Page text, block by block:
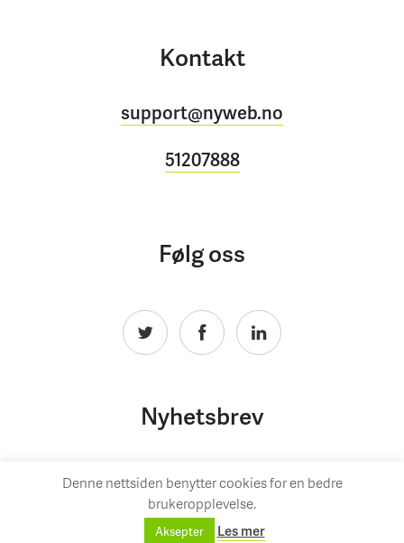
Kontakt
support@nyweb.no
51207888
Følg oss
Nyhetsbrev
Denne nettsiden benytter cookies for en bedre
brukeropplevelse.
Aksepter Les mer